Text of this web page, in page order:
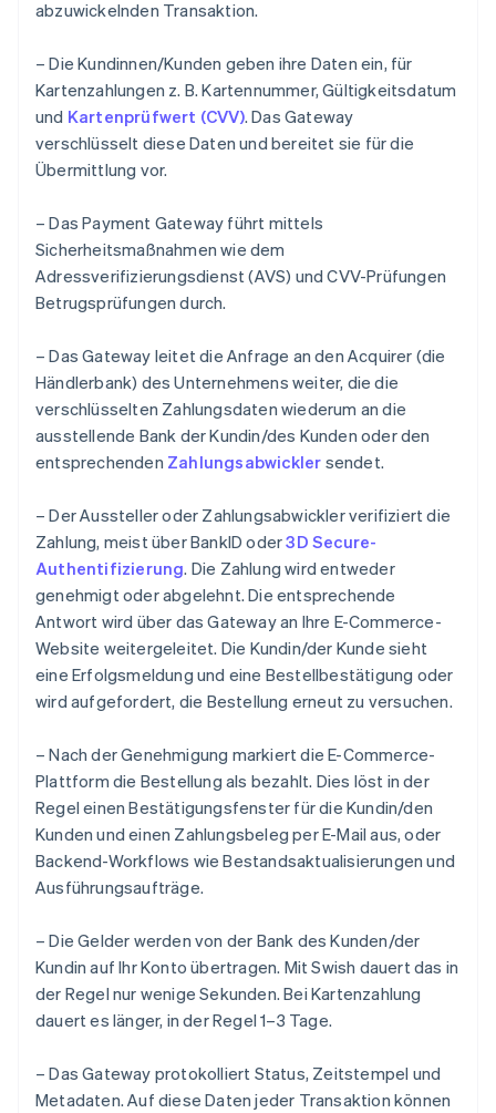
abzuwickelnden Transaktion.
– Die Kundinnen/Kunden geben ihre Daten ein, für
Kartenzahlungen z. B. Kartennummer, Gültigkeitsdatum
und Kartenprüfwert (CVV). Das Gateway
verschlüsselt diese Daten und bereitet sie für die
Übermittlung vor.
– Das Payment Gateway führt mittels
Sicherheitsmaßnahmen wie dem
Adressverifizierungsdienst (AVS) und CVV-Prüfungen
Betrugsprüfungen durch.
– Das Gateway leitet die Anfrage an den Acquirer (die
Händlerbank) des Unternehmens weiter, die die
verschlüsselten Zahlungsdaten wiederum an die
ausstellende Bank der Kundin/des Kunden oder den
entsprechenden Zahlungsabwickler sendet.
– Der Aussteller oder Zahlungsabwickler verifiziert die
Zahlung, meist über BankID oder3D Secure-
Authentifizierung. Die Zahlung wird entweder
genehmigt oder abgelehnt. Die entsprechende
Antwort wird über das Gateway an Ihre E-Commerce-
Website weitergeleitet. Die Kundin/der Kunde sieht
eine Erfolgsmeldung und eine Bestellbestätigung oder
wird aufgefordert, die Bestellung erneut zu versuchen.
– Nach der Genehmigung markiert die E-Commerce-
Plattform die Bestellung als bezahlt. Dies löst in der
Regel einen Bestätigungsfenster für die Kundin/den
Kunden und einen Zahlungsbeleg per E-Mail aus, oder
Backend-Workflows wie Bestandsaktualisierungen und
Ausführungsaufträge.
– Die Gelder werden von der Bank des Kunden/der
Kundin auf Ihr Konto übertragen. Mit Swish dauert das in
der Regel nur wenige Sekunden. Bei Kartenzahlung
dauert es länger, in der Regel 1–3 Tage.
– Das Gateway protokolliert Status, Zeitstempel und
Metadaten. Auf diese Daten jeder Transaktion können